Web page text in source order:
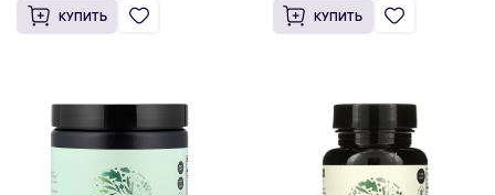
КУПИТЬ КУПИТЬ